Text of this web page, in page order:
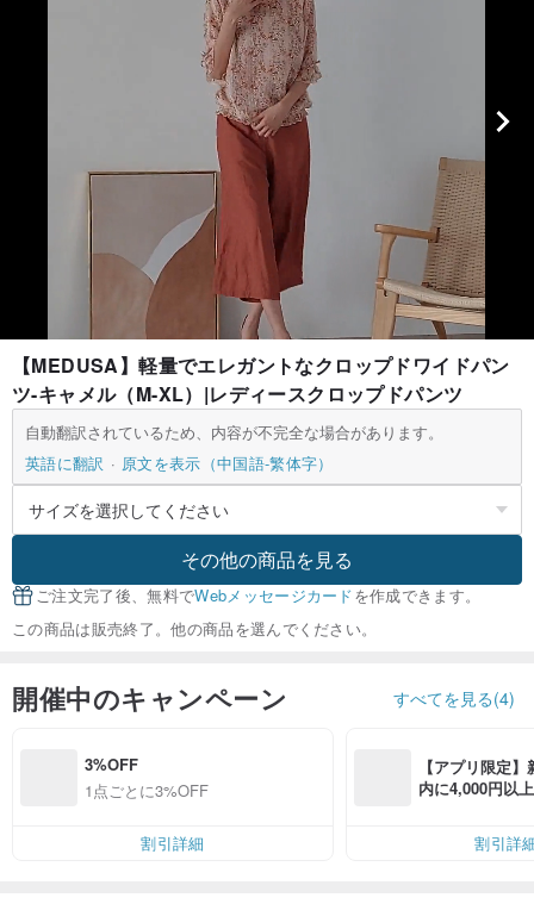
【MEDUSA】軽量でエレガントなクロップドワイドパン
ツ-キャメル（M-XL）|レディースクロップドパンツ
自動翻訳されているため、内容が不完全な場合があります。
英語に翻訳
原文を表示（中国語-繁体字）
その他の商品を見る
ご注文完了後、無料でWebメッセージカードを作成できます。
この商品は販売終了。他の商品を選んでください。
開催中のキャンペーン すべてを見る(4)
3%OFF
1点ごとに3%OFF
割引詳細
【アプリ限定
内に4,000円以
割引詳